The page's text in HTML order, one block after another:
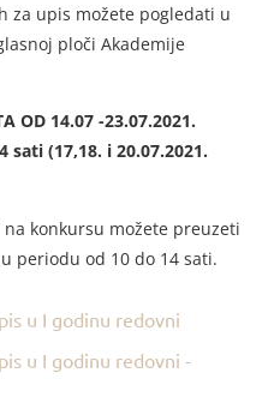
za upis možete pogledati u
ploči Akademije
OD 14.07 -23.07.2021.
sati (17,18. i 20.07.2021.
konkursu možete preuzeti
periodu od 10 do 14 sati.
u I godinu redovni
u I godinu redovni -